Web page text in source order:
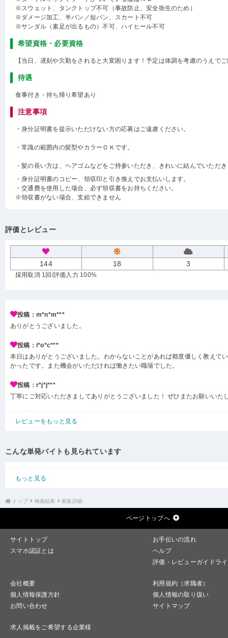
※スウェット、タンクトップ不可（事故防止、安全衛生のため）
※ダメージ加工、半パン／短パン、スカート不可
※サンダル（素足が出るもの）不可、ハイヒール不可
希望資格・必要資格
【当日、遅刻や欠勤をされると大変困ります！予定は体調を考慮のうえで
待遇
食事付き・持ち帰り希望あり
注意事項
・身分証明書を提示いただけない方の応募はご遠慮ください。
・常識の範囲内の髪型やカラーＯＫです。
・髪の長い方は、ヘアゴムなどをご持参いただき、きれいに結んでいただ
・身分証明書のコピー、領収印と引き換えでお支払いします。
・交通費を使用した場合、必ず領収書をお持ちください。
※領収書がない場合、支給できません
評価とレビュー
144 18 3
採用取消 1回 /評価入力 100%
投稿：m*n*m***
ありがとうございました。
投稿：i*o*c***
本日はありがとうございました。わからないことがあれば都度優しく教えて
かったです。また機会がいただければ働きたい職場でした。
投稿：r*j*j***
丁寧にご対応いただきましてありがとうございました！ ぜひまたお願いいた
レビューをもっと見る
こんな単発バイトも見られています
もっと見る
トップ 検索結果 募集詳細
ページトップへ
サイトトップ
お手伝いの流れ
スマホ認証とは
ヘルプ
評価・レビューガイドラ
会社概要
利用規約（求職者）
個人情報保護方針
個人情報の取り扱い
お問い合わせ
サイトマップ
求人掲載をご希望する企業様